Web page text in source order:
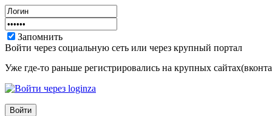
Запомнить
Войти через социальную сеть или через крупный портал
Уже где-то раньше регистрировались на крупных